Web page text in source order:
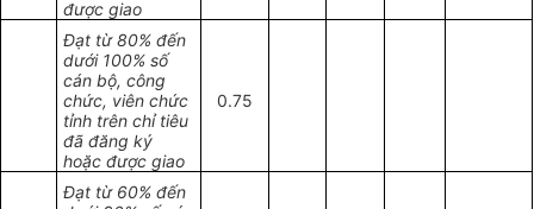
được giao
Đạt từ 80% đến
dưới 100% số
cán bộ, công
chức, viên chức
tỉnh trên chỉ tiêu
đã đăng ký
hoặc được giao
0.75
Đạt từ 60% đến